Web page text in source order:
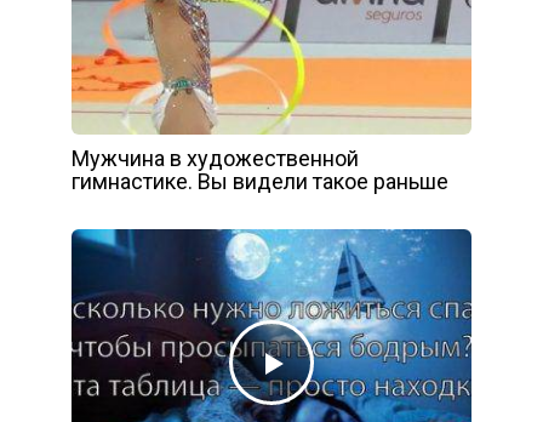
Мужчина в художественной
гимнастике. Вы видели такое раньше